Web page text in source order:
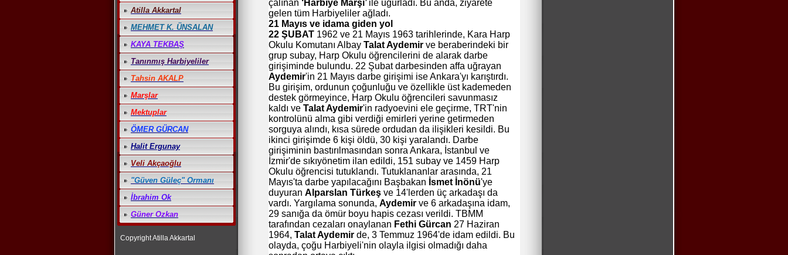
Atilla Akkartal
MEHMET K. ÜNSALAN
KAYA TEKBAŞ
Tanınmış Harbiyeliler
Tahsin AKALP
Marşlar
Mektuplar
ÖMER GÜRCAN
Halit Ergunay
Veli Akçaoğlu
"Güven Güleç" Ormanı
İbrahim Ok
Güner Ozkan
Copyright Atilla Akkartal
çalınan ‘Harbiye Marşı’ ile uğurladı. Bu anda, ziyarete
gelen tüm Harbiyeliler ağladı.
21 Mayıs ve idama giden yol
22 ŞUBAT 1962 ve 21 Mayıs 1963 tarihlerinde, Kara Harp
Okulu Komutanı Albay Talat Aydemir ve beraberindeki bir
grup subay, Harp Okulu öğrencilerini de alarak darbe
girişiminde bulundu. 22 Şubat darbesinden affa uğrayan
Aydemir'in 21 Mayıs darbe girişimi ise Ankara'yı karıştırdı.
Bu girişim, ordunun çoğunluğu ve özellikle üst kademeden
destek görmeyince, Harp Okulu öğrencileri savunmasız
kaldı ve Talat Aydemir'in radyoevini ele geçirme, TRT'nin
kontrolünü alma gibi verdiği emirleri yerine getirmeden
sorguya alındı, kısa sürede ordudan da ilişikleri kesildi. Bu
ikinci girişimde 6 kişi öldü, 30 kişi yaralandı. Darbe
girişiminin bastırılmasından sonra Ankara, İstanbul ve
İzmir'de sıkıyönetim ilan edildi, 151 subay ve 1459 Harp
Okulu öğrencisi tutuklandı. Tutuklananlar arasında, 21
Mayıs'ta darbe yapılacağını Başbakan İsmet İnönü'ye
duyuran Alparslan Türkeş ve 14'lerden üç arkadaşı da
vardı. Yargılama sonunda, Aydemir ve 6 arkadaşına idam,
29 sanığa da ömür boyu hapis cezası verildi. TBMM
tarafından cezaları onaylanan Fethi Gürcan 27 Haziran
1964, Talat Aydemir de, 3 Temmuz 1964'de idam edildi. Bu
olayda, çoğu Harbiyeli'nin olayla ilgisi olmadığı daha